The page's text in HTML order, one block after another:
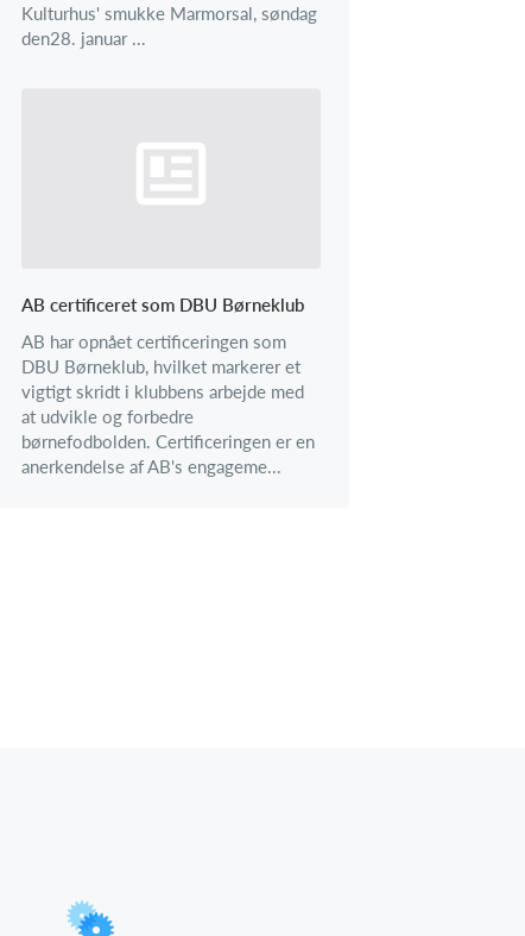
Kulturhus' smukke Marmorsal, søndag
den28. januar ...
AB certificeret som DBU Børneklub
AB har opnået certificeringen som
DBU Børneklub, hvilket markerer et
vigtigt skridt i klubbens arbejde med
at udvikle og forbedre
børnefodbolden. Certificeringen er en
anerkendelse af AB's engageme...